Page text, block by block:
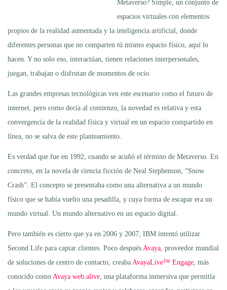
Metaverso? Simple, un conjunto de
espacios virtuales con elementos
propios de la realidad aumentada y la inteligencia artificial, donde
diferentes personas que no comparten tú mismo espacio físico, aquí lo
hacen. Y no solo eso, interactúan, tienen relaciones interpersonales,
juegan, trabajan o disfrutan de momentos de ocio.
Las grandes empresas tecnológicas ven este escenario como el futuro de
internet, pero como decía al comienzo, la novedad es relativa y esta
convergencia de la realidad física y virtual en un espacio compartido en
línea, no se salva de este planteamiento.
Es verdad que fue en 1992, cuando se acuñó el término de Metaverso. En
concreto, en la novela de ciencia ficción de Neal Stephenson, “Snow
Crash”. El concepto se presentaba como una alternativa a un mundo
físico que se había vuelto una pesadilla, y cuya forma de escapar era un
mundo virtual. Un mundo alternativo en un espacio digital.
Pero también es cierto que ya en 2006 y 2007, IBM intentó utilizar
Second Life para captar clientes. Poco después Avaya , proveedor mundial
de soluciones de centro de contacto, creaba AvayaLive™ Engage , más
conocido como Avaya web.alive , una plataforma inmersiva que permitía